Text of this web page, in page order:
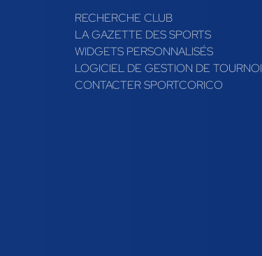
RECHERCHE CLUB
LA GAZETTE DES SPORTS
WIDGETS PERSONNALISÉS
LOGICIEL DE GESTION DE TOURNOI
CONTACTER SPORTCORICO